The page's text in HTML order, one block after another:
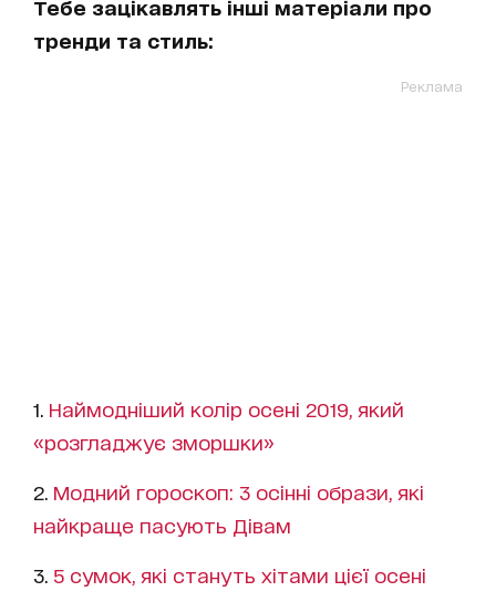
Тебе зацікавлять інші матеріали про
тренди та стиль:
Реклама
1. Наймодніший колір осені 2019, який
«розгладжує зморшки»
2. Модний гороскоп: 3 осінні образи, які
найкраще пасують Дівам
3. 5 сумок, які стануть хітами цієї осені